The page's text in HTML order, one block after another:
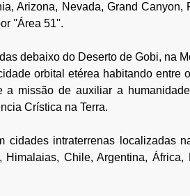
Arizona, Nevada, Grand Canyon,
''Área 51''.
debaixo do Deserto de Gobi, na
orbital etérea habitando entre
a missão de auxiliar a
Crística na Terra.
cidades intraterrenas localizadas
Himalaias, Chile, Argentina,